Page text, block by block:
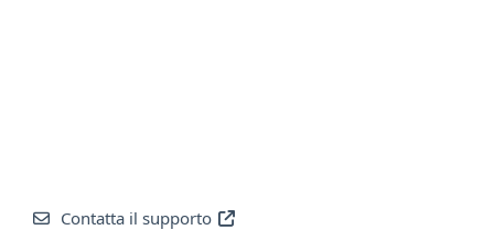
Contatta il supporto